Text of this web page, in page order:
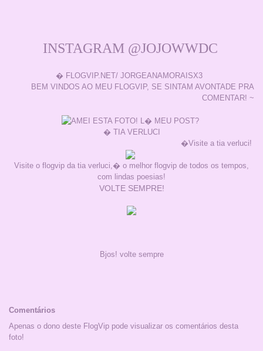
INSTAGRAM @JOJOWWDC
� FLOGVIP.NET/ JORGEANAMORAISX3
BEM VINDOS AO MEU FLOGVIP, SE SINTAM AVONTADE PRA
COMENTAR! ~
� TIA VERLUCI
�Visite a tia verluci!
Visite o flogvip da tia verluci,� o melhor flogvip de todos os tempos,
com lindas poesias!
VOLTE SEMPRE!
Bjos! volte sempre
Comentários
Apenas o dono deste FlogVip pode visualizar os comentários desta
foto!